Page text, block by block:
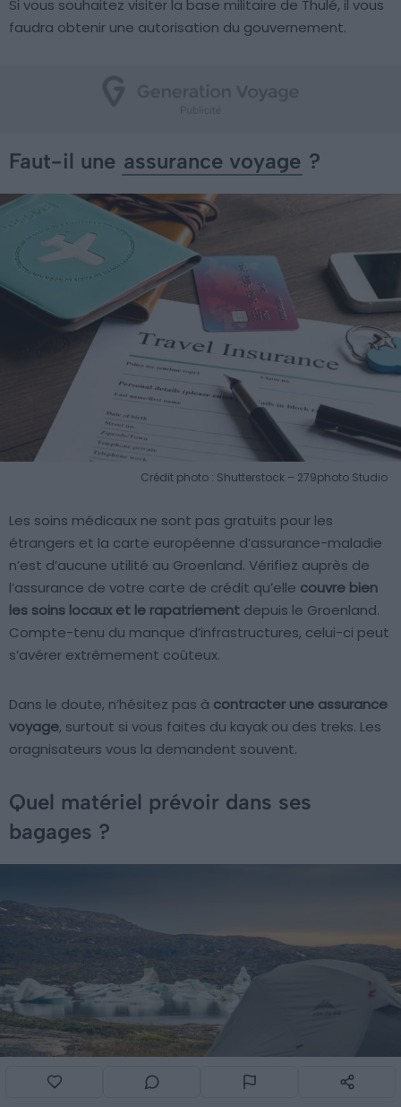
Si vous souhaitez visiter la base militaire de Thulé, il vous
faudra obtenir une autorisation du gouvernement.
Faut-il une assurance voyage ?
Crédit photo : Shutterstock – 279photo Studio
Les soins médicaux ne sont pas gratuits pour les
étrangers et la carte européenne d’assurance-maladie
n’est d’aucune utilité au Groenland. Vérifiez auprès de
l’assurance de votre carte de crédit qu’elle couvre bien
les soins locaux et le rapatriement depuis le Groenland.
Compte-tenu du manque d’infrastructures, celui-ci peut
s’avérer extrêmement coûteux.
Dans le doute, n’hésitez pas à contracter une assurance
voyage, surtout si vous faites du kayak ou des treks. Les
oragnisateurs vous la demandent souvent.
Quel matériel prévoir dans ses
bagages ?